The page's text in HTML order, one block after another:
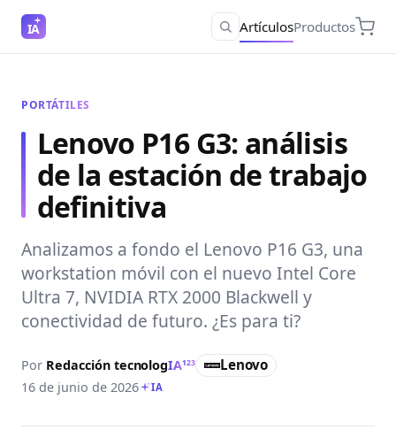
IA ArtículosProductos
PORTÁTILES
Lenovo P16 G3: análisis
de la estación de trabajo
definitiva
Analizamos a fondo el Lenovo P16 G3, una
workstation móvil con el nuevo Intel Core
Ultra 7, NVIDIA RTX 2000 Blackwell y
conectividad de futuro. ¿Es para ti?
Por Redacción tecnologIA123 Lenovo
16 de junio de 2026 IA